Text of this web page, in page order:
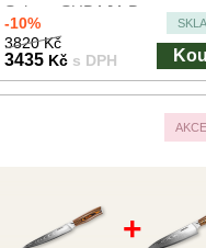
Seburo SUBAJA
150mm
-10%
3820 Kč
3435 Kč s DPH
+